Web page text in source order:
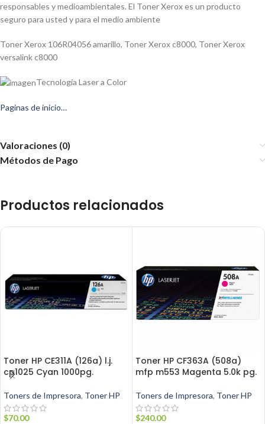
responsables y medioambientales. El Toner Xerox es un producto
seguro para usted y para el medio ambiente
Toner Xerox 106R04056 amarillo, Toner Xerox c8000, Toner Xerox
versalink c8000
Tecnología Laser a Color
Paginas de inicio…
Valoraciones (0)
Métodos de Pago
Productos relacionados
Toner HP CE311A (126a) l.j.
cp1025 Cyan 1000pg.
Toners de Impresora, Toner HP
$70.00
Toner HP CF363A (508a)
mfp m553 Magenta 5.0k pg.
Toners de Impresora, Toner HP
$240.00